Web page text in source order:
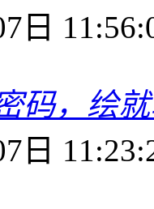
日
码，绘
日